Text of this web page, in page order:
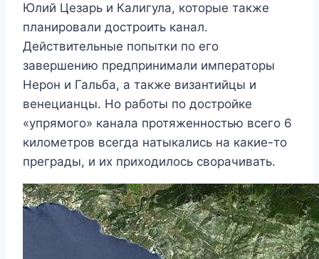
Юлий Цезарь и Калигула, которые также
планировали достроить канал.
Действительные попытки по его
завершению предпринимали императоры
Нерон и Гальба, а также византийцы и
венецианцы. Но работы по достройке
«упрямого» канала протяженностью всего 6
километров всегда натыкались на какие-то
преграды, и их приходилось сворачивать.